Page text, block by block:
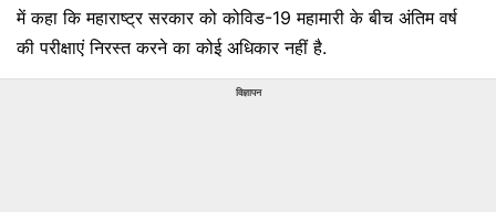
में कहा कि महाराष्ट्र सरकार को कोविड-19 महामारी के बीच अंतिम वर्ष
की परीक्षाएं निरस्त करने का कोई अधिकार नहीं है.
विज्ञापन